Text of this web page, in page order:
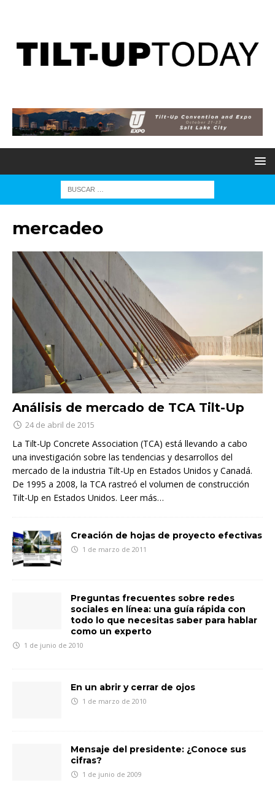
mercadeo
Análisis de mercado de TCA Tilt-Up
24 de abril de 2015
La Tilt-Up Concrete Association (TCA) está llevando a cabo
una investigación sobre las tendencias y desarrollos del
mercado de la industria Tilt-Up en Estados Unidos y Canadá.
De 1995 a 2008, la TCA rastreó el volumen de construcción
Tilt-Up en Estados Unidos. Leer más…
Creación de hojas de proyecto efectivas
1 de marzo de 2011
Preguntas frecuentes sobre redes
sociales en línea: una guía rápida con
todo lo que necesitas saber para hablar
como un experto
1 de junio de 2010
En un abrir y cerrar de ojos
1 de marzo de 2010
Mensaje del presidente: ¿Conoce sus
cifras?
1 de junio de 2009